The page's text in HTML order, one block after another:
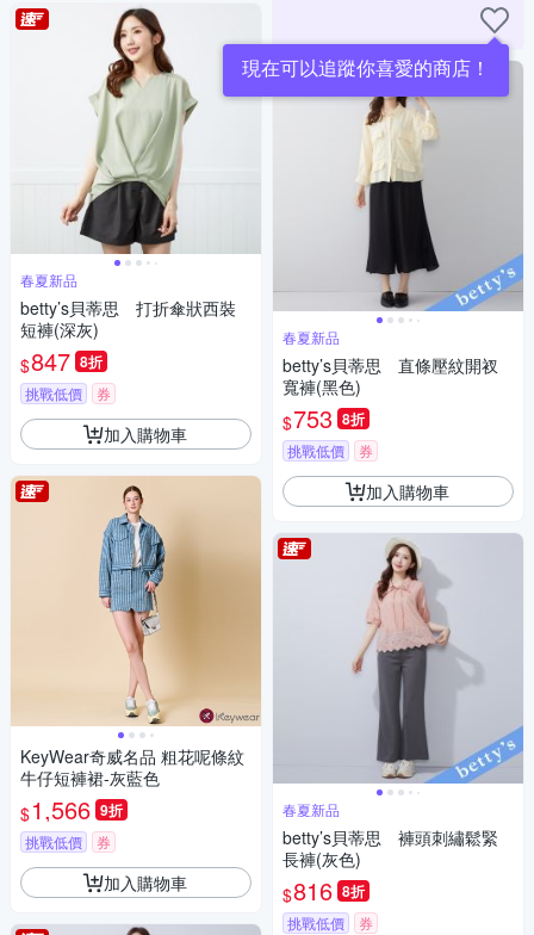
春夏新品
betty’s貝蒂思 打折傘狀西裝
短褲(深灰)
$847 8折
挑戰低價 券
加入購物車
KeyWear奇威名品 粗花呢條紋
牛仔短褲裙-灰藍色
$1,566 9折
挑戰低價 券
加入購物車
現在可以追蹤你喜愛的商店！
春夏新品
betty’s貝蒂思 直條壓紋開衩
寬褲(黑色)
$753 8折
挑戰低價 券
加入購物車
春夏新品
betty’s貝蒂思 褲頭刺繡鬆緊
長褲(灰色)
$816 8折
挑戰低價 券